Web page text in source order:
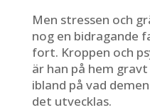
Men stressen och
nog en bidragande
fort. Kroppen och
är han på hem
ibland på vad
det utvecklas.